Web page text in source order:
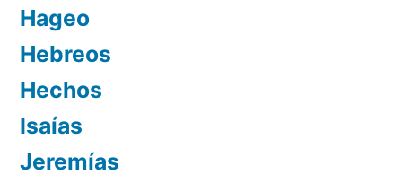
Hageo
Hebreos
Hechos
Isaías
Jeremías